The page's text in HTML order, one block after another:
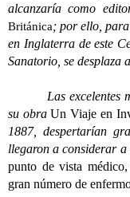
alcanzaría como
Británica; por ello,
en Inglaterra de este
Sanatorio, se desplaza
Las excelentes
su obraUn Viaje en
1887, despertarían
llegaron a considerar
punto de vista
gran número de